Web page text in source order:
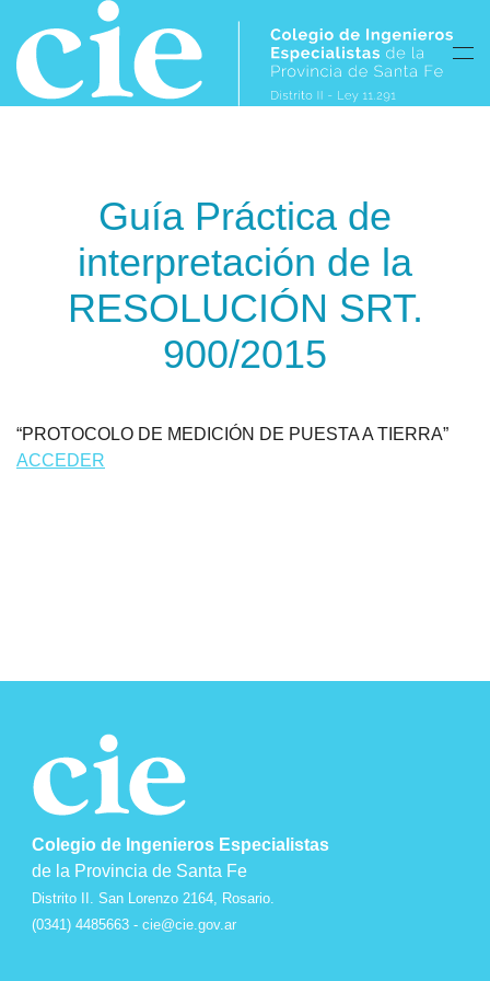
Skip to main content
Guía Práctica de
interpretación de la
RESOLUCIÓN SRT.
900/2015
“PROTOCOLO DE MEDICIÓN DE PUESTA A TIERRA”
ACCEDER
Colegio de Ingenieros Especialistas
de la Provincia de Santa Fe
Distrito II. San Lorenzo 2164, Rosario.
(0341) 4485663 - cie@cie.gov.ar